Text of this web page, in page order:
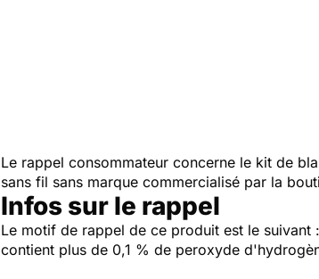
Le rappel consommateur concerne le kit de
sans fil sans marque commercialisé par la
Infos sur le rappel
Le motif de rappel de ce produit est le suivant
contient plus de 0,1 % de peroxyde